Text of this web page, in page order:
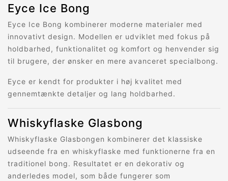
Eyce Ice Bong
Eyce Ice Bong kombinerer moderne materialer med
innovativt design. Modellen er udviklet med fokus på
holdbarhed, funktionalitet og komfort og henvender sig
til brugere, der ønsker en mere avanceret specialbong.
Eyce er kendt for produkter i høj kvalitet med
gennemtænkte detaljer og lang holdbarhed.
Whiskyflaske Glasbong
Whiskyflaske Glasbongen kombinerer det klassiske
udseende fra en whiskyflaske med funktionerne fra en
traditionel bong. Resultatet er en dekorativ og
anderledes model, som både fungerer som